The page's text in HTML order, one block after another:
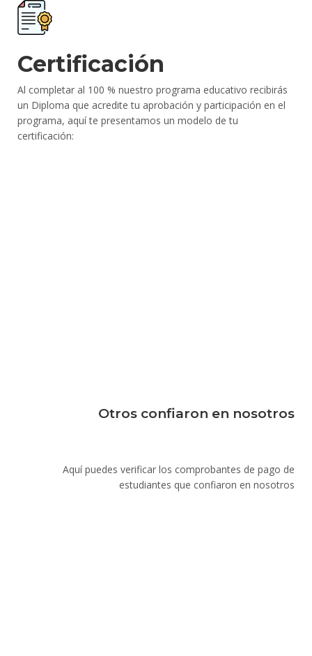
Certificación
Al completar al 100 % nuestro programa educativo recibirás
un Diploma que acredite tu aprobación y participación en el
programa, aquí te presentamos un modelo de tu
certificación:
Otros confiaron en nosotros
Aquí puedes verificar los comprobantes de pago de
estudiantes que confiaron en nosotros